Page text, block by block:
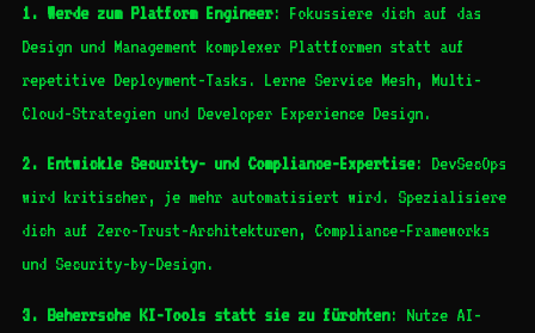
1. Werde zum Platform Engineer: Fokussiere dich auf das
Design und Management komplexer Plattformen statt auf
repetitive Deployment-Tasks. Lerne Service Mesh, Multi-
Cloud-Strategien und Developer Experience Design.
2. Entwickle Security- und Compliance-Expertise: DevSecOps
wird kritischer, je mehr automatisiert wird. Spezialisiere
dich auf Zero-Trust-Architekturen, Compliance-Frameworks
und Security-by-Design.
3. Beherrsche KI-Tools statt sie zu fürchten: Nutze AI-